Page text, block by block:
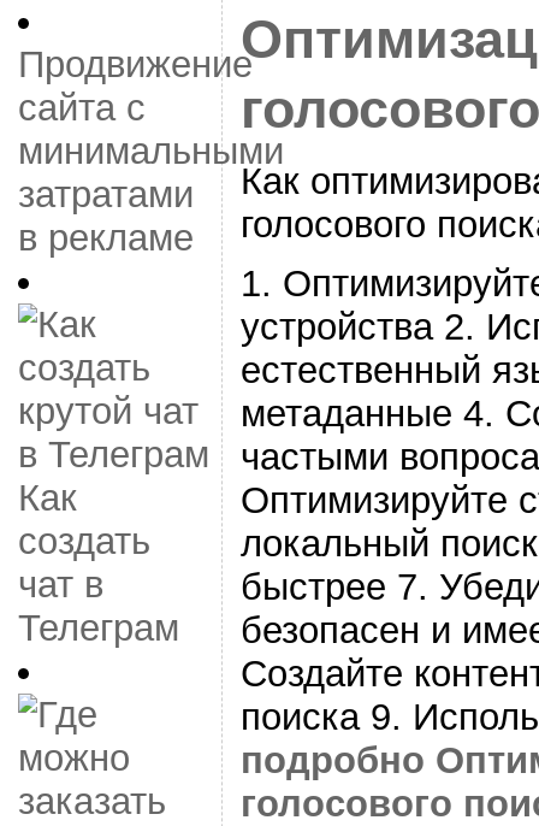
Продвижение
сайта с
минимальными
затратами
в рекламе
Как
создать
чат в
Телеграм
Как
голосового
1.
устройства 2.
естественный
метаданные 4.
частыми
Оптимизируйте
локальный
быстрее 7.
безопасен и
Создайте
поиска 9.
подробно
голосового